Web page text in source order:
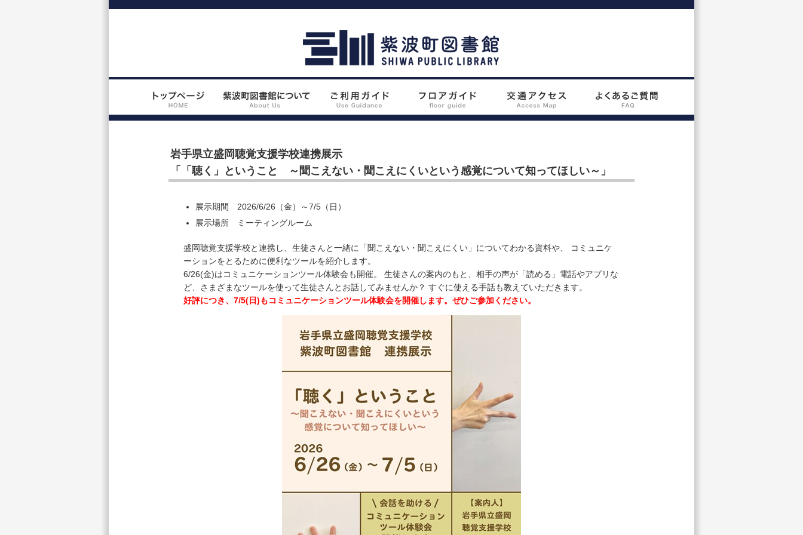
岩手県立盛岡聴覚支援学校連携展示
「「聴く」ということ ～聞こえない・聞こえにくいという感覚について知ってほしい～」
展示期間 2026/6/26（金）～7/5（日）
展示場所 ミーティングルーム
盛岡聴覚支援学校と連携し、生徒さんと一緒に「聞こえない・聞こえにくい」についてわかる資料や、 コミュニケ
ーションをとるために便利なツールを紹介します。
6/26(金)はコミュニケーションツール体験会も開催。 生徒さんの案内のもと、相手の声が「読める」電話やアプリな
ど、さまざまなツールを使って生徒さんとお話してみませんか？ すぐに使える手話も教えていただきます。
好評につき、7/5(日)もコミュニケーションツール体験会を開催します。ぜひご参加ください。